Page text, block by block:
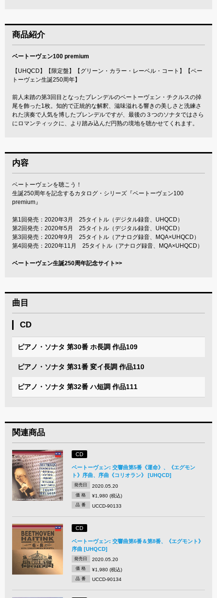
商品紹介
ベートーヴェン100 premium
【UHQCD】【限定盤】【グリーン・カラー・レーベル・コート】【ベー
トーヴェン生誕250周年】
前人未踏の第3回目となったブレンデルのベートーヴェン・チクルスの掉
尾を飾った1枚。知的で正統的な解釈、滋味溢れる響きの美しさと洗練さ
れた演奏で人気を博したブレンデルですが、最後の３つのソナタではさら
にロマンティックに、より踏み込んだ円熟の境地を聴かせてくれます。
内容
ベートーヴェンを聴こう！
生誕250周年を記念するカタログ・シリーズ『ベートーヴェン100
premium』
第1回発売：2020年3月 25タイトル（デジタル録音、UHQCD）
第2回発売：2020年5月 25タイトル（デジタル録音、UHQCD）
第3回発売：2020年9月 25タイトル（アナログ録音、MQA×UHQCD）
第4回発売：2020年11月 25タイトル（アナログ録音、MQA×UHQCD）
ベートーヴェン生誕250周年記念サイト>>
曲目
CD
ピアノ・ソナタ 第30番 ホ長調 作品109
ピアノ・ソナタ 第31番 変イ長調 作品110
ピアノ・ソナタ 第32番 ハ短調 作品111
関連商品
CD
ベートーヴェン: 交響曲第5番《運命》、《エグモン
ト》序曲、序曲《コリオラン》 [UHQCD]
発売日 2020.05.20
価 格 ¥1,980 (税込)
品 番 UCCD-90133
CD
ベートーヴェン: 交響曲第6番＆第8番、《エグモント》
序曲 [UHQCD]
発売日 2020.05.20
価 格 ¥1,980 (税込)
品 番 UCCD-90134